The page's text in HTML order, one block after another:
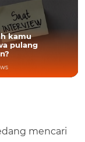
kamu
pulang
mencari